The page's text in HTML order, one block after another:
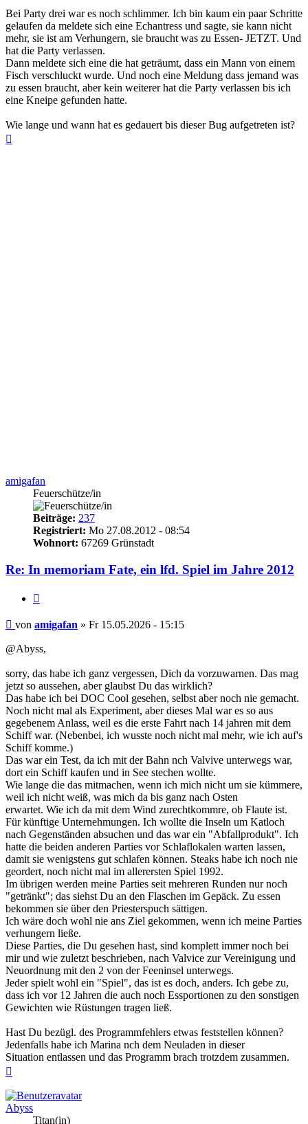
Bei Party drei war es noch schlimmer. Ich bin kaum ein paar Schritte
gelaufen da meldete sich eine Echantress und sagte, sie kann nicht
mehr, sie ist am Verhungern, sie braucht was zu Essen- JETZT. Und
hat die Party verlassen.
Dann meldete sich eine die hat geträumt, dass ein Mann von einem
Fisch verschluckt wurde. Und noch eine Meldung dass jemand was
zu essen braucht, aber kein weiterer hat die Party verlassen bis ich
eine Kneipe gefunden hatte.
Wie lange und wann hat es gedauert bis dieser Bug aufgetreten ist?
amigafan
Feuerschütze/in
Beiträge: 237
Registriert: Mo 27.08.2012 - 08:54
Wohnort: 67269 Grünstadt
Re: In memoriam Fate, ein lfd. Spiel im Jahre 2012
Beitrag
von amigafan » Fr 15.05.2026 - 15:15
@Abyss,
sorry, das habe ich ganz vergessen, Dich da vorzuwarnen. Das mag
jetzt so aussehen, aber glaubst Du das wirklich?
Das habe ich bei DOC Cool gesehen, selbst aber noch nie gemacht.
Noch nicht mal als Experiment, aber dieses Mal war es so aus
gegebenem Anlass, weil es die erste Fahrt nach 14 jahren mit dem
Schiff war. (Nebenbei, ich wusste noch nicht mal mehr, wie ich auf's
Schiff komme.)
Das war ein Test, da ich mit der Bahn nch Valvive unterwegs war,
dort ein Schiff kaufen und in See stechen wollte.
Wie lange die das mitmachen, wenn ich mich nicht um sie kümmere,
weil ich nicht weiß, was mich da bis ganz nach Osten
erwartet. Wie ich da mit dem Wind zurechtkommre, ob Flaute ist.
Für künftige Unternehmungen. Ich wollte die Inseln um Katloch
nach Gegenständen absuchen und das war ein "Abfallprodukt". Ich
hatte die beiden anderen Parties vor Schlaflokalen warten lassen,
damit sie wenigstens gut schlafen können. Steaks habe ich noch nie
geordert, noch nicht mal im allerersten Spiel 1992.
Im übrigen werden meine Parties seit mehreren Runden nur noch
"getränkt"; das siehst Du an den Flaschen im Gepäck. Zu essen
bekommen sie über den Priesterspuch sättigen.
Ich wäre doch wohl nie ans Ziel gekommen, wenn ich meine Parties
verhungern ließe.
Diese Parties, die Du gesehen hast, sind komplett immer noch bei
mir und wie zuletzt beschrieben, nach Valvice zur Vereinigung und
Neuordnung mit den 2 von der Feeninsel unterwegs.
Jeder spielt wohl ein "Spiel", das ist es doch, anders. Ich gebe zu,
dass ich vor 12 Jahren die auch noch Essportionen zu den sonstigen
Gewichten wie Rüstungen tragen ließ.
Hast Du bezügl. des Programmfehlers etwas feststellen können?
Jedenfalls habe ich Marina nch dem Neuladen in dieser
Situation entlassen und das Programm brach trotzdem zusammen.
Abyss
Titan(in)